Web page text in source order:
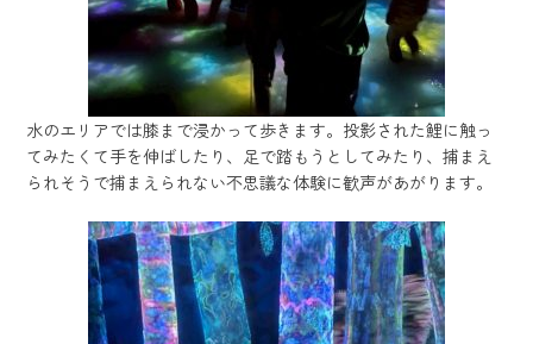
水のエリアでは膝まで浸かって歩きます。投影された鯉に触っ
てみたくて手を伸ばしたり、足で踏もうとしてみたり、捕まえ
られそうで捕まえられない不思議な体験に歓声があがります。